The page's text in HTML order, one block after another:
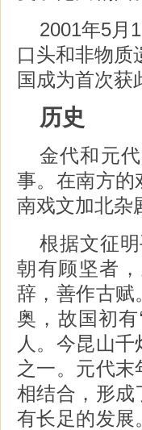
2001年5月
口头和非物质
国成为首次获
历史
金代和元
事。在南方的
南戏文加北杂
根据文征
朝有顾坚者
辞，善作古赋
奥，故国初
人。今昆山
之一。元代
相结合，形成
有长足的发展